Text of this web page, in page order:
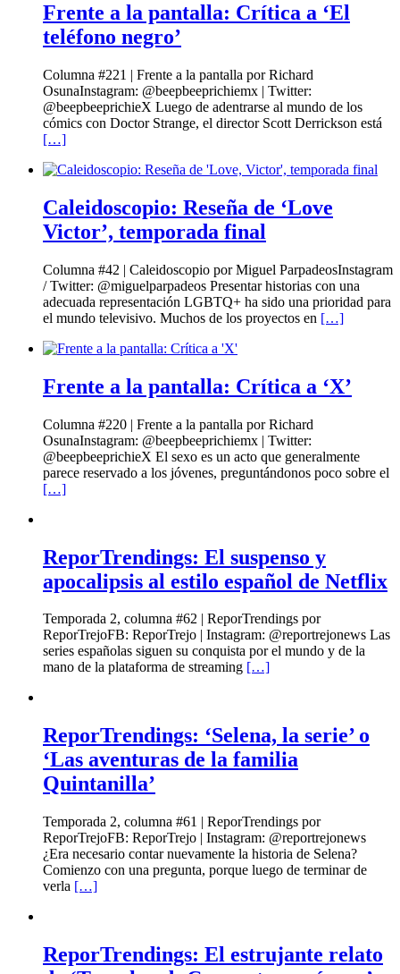
Frente a la pantalla: Crítica a ‘El
teléfono negro’
Columna #221 | Frente a la pantalla por Richard
OsunaInstagram: @beepbeeprichiemx | Twitter:
@beepbeeprichieX Luego de adentrarse al mundo de los
cómics con Doctor Strange, el director Scott Derrickson está
[…]
Caleidoscopio: Reseña de ‘Love
Victor’, temporada final
Columna #42 | Caleidoscopio por Miguel ParpadeosInstagram
/ Twitter: @miguelparpadeos Presentar historias con una
adecuada representación LGBTQ+ ha sido una prioridad para
el mundo televisivo. Muchos de los proyectos en […]
Frente a la pantalla: Crítica a ‘X’
Columna #220 | Frente a la pantalla por Richard
OsunaInstagram: @beepbeeprichiemx | Twitter:
@beepbeeprichieX El sexo es un acto que generalmente
parece reservado a los jóvenes, preguntándonos poco sobre el
[…]
ReporTrendings: El suspenso y
apocalipsis al estilo español de Netflix
Temporada 2, columna #62 | ReporTrendings por
ReporTrejoFB: ReporTrejo | Instagram: @reportrejonews Las
series españolas siguen su conquista por el mundo y de la
mano de la plataforma de streaming […]
ReporTrendings: ‘Selena, la serie’ o
‘Las aventuras de la familia
Quintanilla’
Temporada 2, columna #61 | ReporTrendings por
ReporTrejoFB: ReporTrejo | Instagram: @reportrejonews
¿Era necesario contar nuevamente la historia de Selena?
Comienzo con una pregunta, porque luego de terminar de
verla […]
ReporTrendings: El estrujante relato